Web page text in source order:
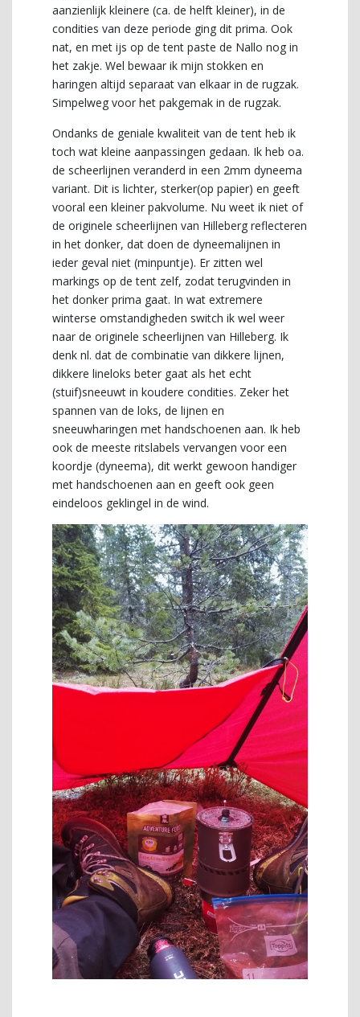
aanzienlijk kleinere (ca. de helft kleiner), in de
condities van deze periode ging dit prima. Ook
nat, en met ijs op de tent paste de Nallo nog in
het zakje. Wel bewaar ik mijn stokken en
haringen altijd separaat van elkaar in de rugzak.
Simpelweg voor het pakgemak in de rugzak.
Ondanks de geniale kwaliteit van de tent heb ik
toch wat kleine aanpassingen gedaan. Ik heb oa.
de scheerlijnen veranderd in een 2mm dyneema
variant. Dit is lichter, sterker(op papier) en geeft
vooral een kleiner pakvolume. Nu weet ik niet of
de originele scheerlijnen van Hilleberg reflecteren
in het donker, dat doen de dyneemalijnen in
ieder geval niet (minpuntje). Er zitten wel
markings op de tent zelf, zodat terugvinden in
het donker prima gaat. In wat extremere
winterse omstandigheden switch ik wel weer
naar de originele scheerlijnen van Hilleberg. Ik
denk nl. dat de combinatie van dikkere lijnen,
dikkere lineloks beter gaat als het echt
(stuif)sneeuwt in koudere condities. Zeker het
spannen van de loks, de lijnen en
sneeuwharingen met handschoenen aan. Ik heb
ook de meeste ritslabels vervangen voor een
koordje (dyneema), dit werkt gewoon handiger
met handschoenen aan en geeft ook geen
eindeloos geklingel in de wind.